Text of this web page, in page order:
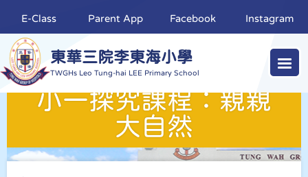
東華三院李東海小學
TWGHs Leo Tung-hai LEE Primary School
E-Class Parent App Facebook Instagram
小一探究課程：親親
大自然